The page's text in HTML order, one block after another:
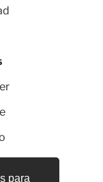
para